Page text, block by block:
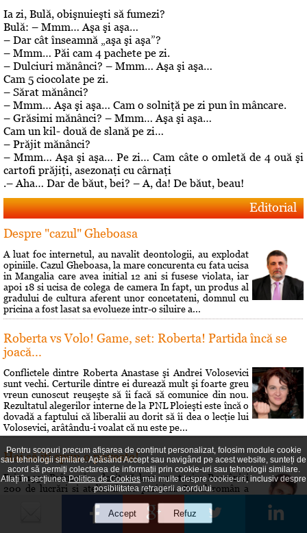
Ia zi, Bulă, obişnuieşti să fumezi?
Bulă: – Mmm… Aşa şi aşa…
– Dar cât înseamnă „aşa şi aşa”?
– Mmm… Păi cam 4 pachete pe zi.
– Dulciuri mănânci? – Mmm… Aşa şi aşa…
Cam 5 ciocolate pe zi.
– Sărat mănânci?
– Mmm… Aşa şi aşa… Cam o solniţă pe zi pun în mâncare.
– Grăsimi mănânci? – Mmm… Aşa şi aşa…
Cam un kil- două de slană pe zi…
– Prăjit mănânci?
– Mmm… Aşa şi aşa… Pe zi… Cam câte o omletă de 4 ouă şi
cartofi prăjiţi, asezonaţi cu cârnaţi
.– Aha… Dar de băut, bei? – A, da! De băut, beau!
Editorial
Despre "cazul" Gheboasa
A luat foc internetul, au navalit deontologii, au explodat
opiniile. Cazul Gheboasa, la mare concurenta cu fata ucisa
in Mangalia care avea initial 12 ani si fusese violata, iar
apoi 18 si ucisa de colega de camera In fapt, un produs al
gradului de cultura aferent unor concetateni, domnul cu
pricina a fost lasat sa evolueze intr-o siluire a...
Roberta vs Volo! Game, set: Roberta! Partida încă se
joacă...
Conflictele dintre Roberta Anastase şi Andrei Volosevici
sunt vechi. Certurile dintre ei durează mult şi foarte greu
vreun cunoscut reuşeşte să îi facă să comunice din nou.
Rezultatul alegerilor interne de la PNL Ploieşti este încă o
dovadă a faptului că liberalii au dorit să îi dea o lecţie lui
Volosevici, arâtându-i voalat că nu este pe...
Hai să îţi spun o poveste!
Prin 1951 Brâncusi a dorit să lase mostenire României
200 de lucrări si atelierul său parizian. Statul român a
poate fi considerat un creator în sculptură pentru că
"speculează prin mijloace bizare gusturile morbide ale
Pentru scopuri precum afișarea de conținut personalizat, folosim module cookie
sau tehnologii similare. Apăsând Accept sau navigând pe acest website, sunteți de
acord să permiți colectarea de informații prin cookie-uri sau tehnologii similare.
Aflați în secțiuneaPolitica de Cookiesmai multe despre cookie-uri, inclusiv despre
posibilitatea retragerii acordului.